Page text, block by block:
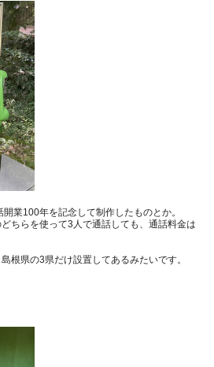
開業100年を記念して制作したものとか。
ちらを使って3 人で通話しても、通話料金は
根県の3県だけ設置してあるみたいです。